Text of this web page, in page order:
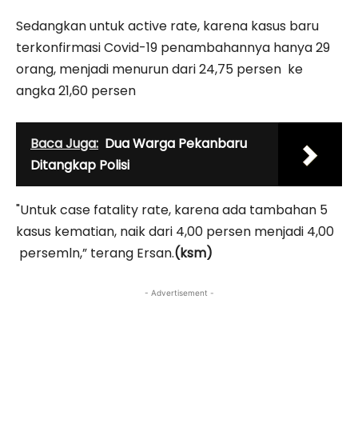
Sedangkan untuk active rate, karena kasus baru
terkonfirmasi Covid-19 penambahannya hanya 29
orang, menjadi menurun dari 24,75 persen ke
angka 21,60 persen
Baca Juga: Dua Warga Pekanbaru
Ditangkap Polisi
"Untuk case fatality rate, karena ada tambahan 5
kasus kematian, naik dari 4,00 persen menjadi 4,00
persemln,” terang Ersan.(ksm)
- Advertisement -